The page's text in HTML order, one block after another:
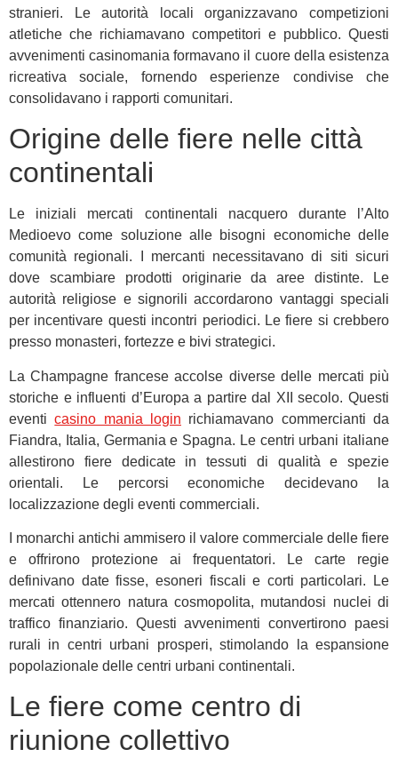
stranieri. Le autorità locali organizzavano competizioni
atletiche che richiamavano competitori e pubblico. Questi
avvenimenti casinomania formavano il cuore della esistenza
ricreativa sociale, fornendo esperienze condivise che
consolidavano i rapporti comunitari.
Origine delle fiere nelle città
continentali
Le iniziali mercati continentali nacquero durante l’Alto
Medioevo come soluzione alle bisogni economiche delle
comunità regionali. I mercanti necessitavano di siti sicuri
dove scambiare prodotti originarie da aree distinte. Le
autorità religiose e signorili accordarono vantaggi speciali
per incentivare questi incontri periodici. Le fiere si crebbero
presso monasteri, fortezze e bivi strategici.
La Champagne francese accolse diverse delle mercati più
storiche e influenti d’Europa a partire dal XII secolo. Questi
eventicasino mania login richiamavano commercianti da
Fiandra, Italia, Germania e Spagna. Le centri urbani italiane
allestirono fiere dedicate in tessuti di qualità e spezie
orientali. Le percorsi economiche decidevano la
localizzazione degli eventi commerciali.
I monarchi antichi ammisero il valore commerciale delle fiere
e offrirono protezione ai frequentatori. Le carte regie
definivano date fisse, esoneri fiscali e corti particolari. Le
mercati ottennero natura cosmopolita, mutandosi nuclei di
traffico finanziario. Questi avvenimenti convertirono paesi
rurali in centri urbani prosperi, stimolando la espansione
popolazionale delle centri urbani continentali.
Le fiere come centro di
riunione collettivo